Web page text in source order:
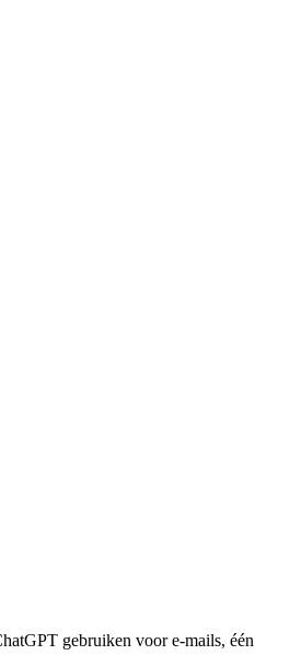
gebruiken voor e-mails, één